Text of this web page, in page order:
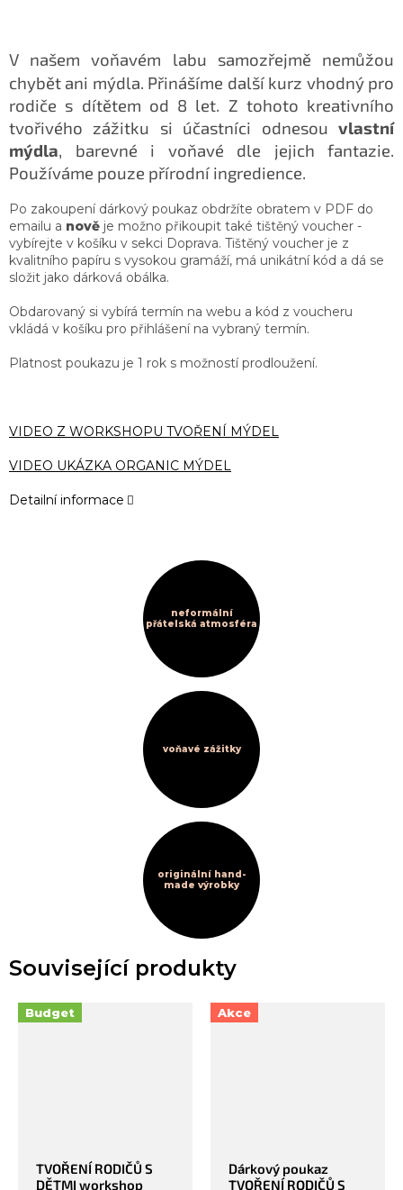
V našem voňavém labu samozřejmě nemůžou
chybět ani mýdla. Přinášíme další kurz vhodný pro
rodiče s dítětem od 8 let. Z tohoto kreativního
tvořivého zážitku si účastníci odnesou vlastní
mýdla, barevné i voňavé dle jejich fantazie.
Používáme pouze přírodní ingredience.
Po zakoupení dárkový poukaz obdržíte obratem v PDF do
emailu a nově je možno přikoupit také tištěný voucher -
vybírejte v košíku v sekci Doprava. Tištěný voucher je z
kvalitního papíru s vysokou gramáží, má unikátní kód a dá se
složit jako dárková obálka.
Obdarovaný si vybírá termín na webu a kód z voucheru
vkládá v košíku pro přihlášení na vybraný termín.
Platnost poukazu je 1 rok s možností prodloužení.
VIDEO Z WORKSHOPU TVOŘENÍ MÝDEL
VIDEO UKÁZKA ORGANIC MÝDEL
Detailní informace
neformální
přátelská atmosféra
voňavé zážitky
originální hand-
made výrobky
Související produkty
Budget
TVOŘENÍ RODIČŮ S
DĚTMI workshop
Akce
Dárkový poukaz
TVOŘENÍ RODIČŮ S